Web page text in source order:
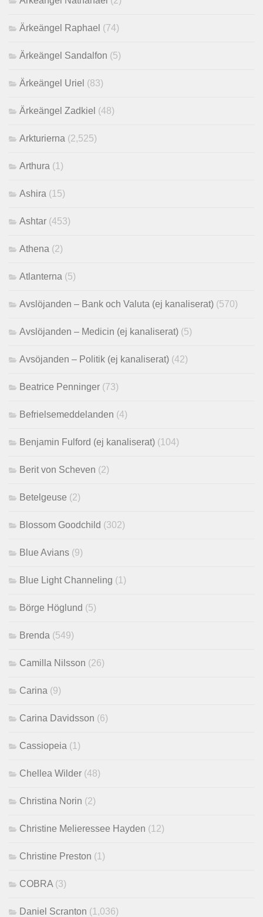
Ärkeängel Raphael (74)
Ärkeängel Sandalfon (5)
Ärkeängel Uriel (83)
Ärkeängel Zadkiel (48)
Arkturierna (2,525)
Arthura (1)
Ashira (15)
Ashtar (453)
Athena (2)
Atlanterna (5)
Avslöjanden – Bank och Valuta (ej kanaliserat) (570)
Avslöjanden – Medicin (ej kanaliserat) (5)
Avsöjanden – Politik (ej kanaliserat) (42)
Beatrice Penninger (73)
Befrielsemeddelanden (4)
Benjamin Fulford (ej kanaliserat) (104)
Berit von Scheven (2)
Betelgeuse (2)
Blossom Goodchild (302)
Blue Avians (9)
Blue Light Channeling (1)
Börge Höglund (5)
Brenda (549)
Camilla Nilsson (26)
Carina (9)
Carina Davidsson (6)
Cassiopeia (1)
Chellea Wilder (48)
Christina Norin (2)
Christine Melieressee Hayden (12)
Christine Preston (1)
COBRA (3)
Daniel Scranton (1,036)